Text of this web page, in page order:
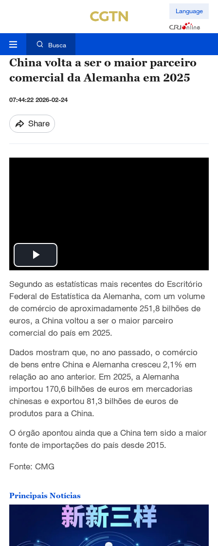
Language
Busca
China volta a ser o maior parceiro
comercial da Alemanha em 2025
07:44:22 2026-02-24
Share
P
l
a
y
V
i
d
e
o
Segundo as estatísticas mais recentes do Escritório
Federal de Estatística da Alemanha, com um volume
de comércio de aproximadamente 251,8 bilhões de
euros, a China voltou a ser o maior parceiro
comercial do país em 2025.
Dados mostram que, no ano passado, o comércio
de bens entre China e Alemanha cresceu 2,1% em
relação ao ano anterior. Em 2025, a Alemanha
importou 170,6 bilhões de euros em mercadorias
chinesas e exportou 81,3 bilhões de euros de
produtos para a China.
O órgão apontou ainda que a China tem sido a maior
fonte de importações do país desde 2015.
Fonte: CMG
Principais Notícias